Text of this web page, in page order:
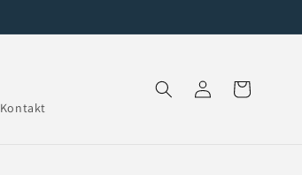
Kontakt
EinloggenWarenkorb